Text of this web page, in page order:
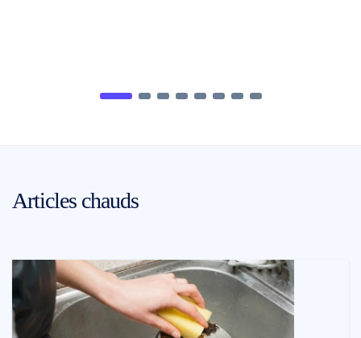
Articles chauds